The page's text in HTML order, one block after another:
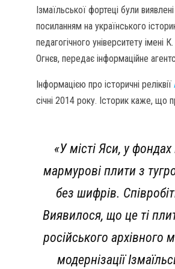
Ізмаїльської фортеці були
посиланням на українського
педагогічного університету
Огнєв, передає інформаційне
Інформацією про історичні реліквії
січні 2014 року. Історик каже, що
«У місті Яси, у
мармурові плити з
без шифрів.
Виявилося, що це ті
російського архівного
модернізації